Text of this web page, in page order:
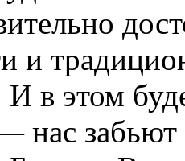
и
в этом
нас забьют